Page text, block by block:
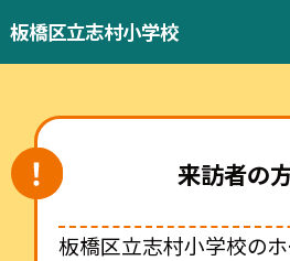
板橋区立志村小学校
来訪者の
板橋区立志村小学校の